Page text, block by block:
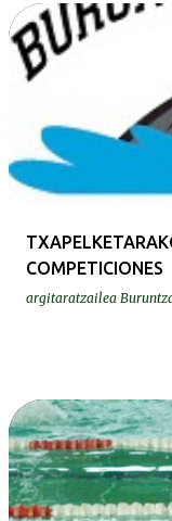
COMPETICIONES
argitaratzailea